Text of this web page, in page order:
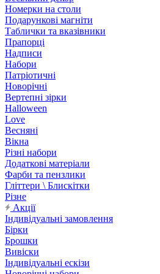
Номерки на столи
Подарункові магніти
Таблички та вказівники
Прапорці
Надписи
Набори
Патріотичні
Новорічні
Вертепні зірки
Halloween
Love
Весняні
Вікна
Різні набори
Додаткові матеріали
Фарби та пензлики
Гліттери \ Блискітки
Різне
Акції
Індивідуальні замовлення
Бірки
Брошки
Вивіски
Індивідуальні ескізи